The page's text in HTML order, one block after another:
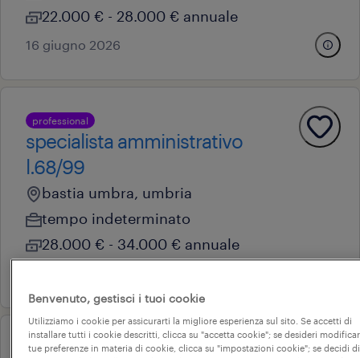
22.000 € - 28.000 € annuale
16 giugno 2026
professional
specialista amministrativo
l.68/99
bastia umbra, umbria
tempo indeterminato
28.000 € - 34.000 € annuale
operational
Benvenuto, gestisci i tuoi cookie
Utilizziamo i cookie per assicurarti la migliore esperienza sul sito. Se accetti di
installare tutti i cookie descritti, clicca su "accetta cookie"; se desideri
tue preferenze in materia di cookie, clicca su "impostazioni cookie"; se decidi di